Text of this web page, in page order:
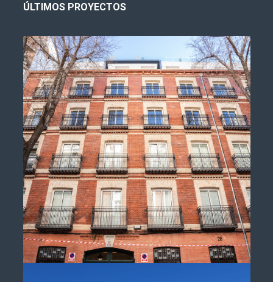
ÚLTIMOS PROYECTOS